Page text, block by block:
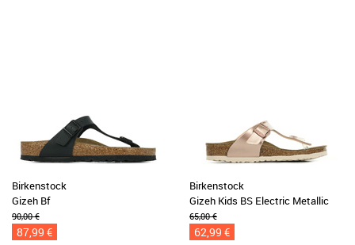
Birkenstock
Gizeh Bf
90,00 €
87,99 €
Birkenstock
Gizeh Kids BS Electric Metallic
65,00 €
62,99 €